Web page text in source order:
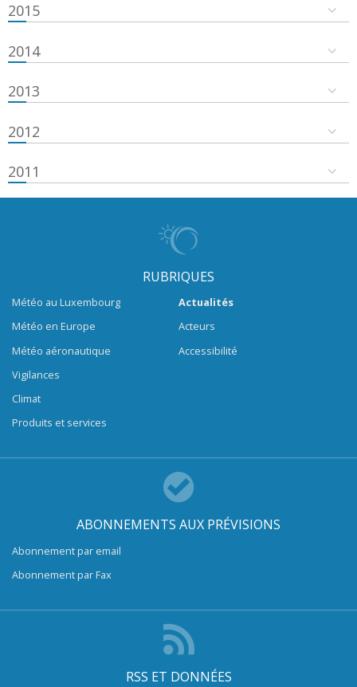
2015
2014
2013
2012
2011
RUBRIQUES
Météo au Luxembourg
Météo en Europe
Météo aéronautique
Vigilances
Climat
Produits et services
Actualités
Acteurs
Accessibilité
ABONNEMENTS AUX PRÉVISIONS
Abonnement par email
Abonnement par Fax
RSS ET DONNÉES